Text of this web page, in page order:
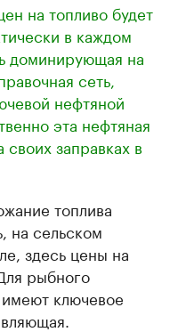
на топливо будет
в каждом
доминирующая на
сеть,
нефтяной
эта нефтяная
заправках в
топлива
на сельском
здесь цены на
рыбного
ключевое